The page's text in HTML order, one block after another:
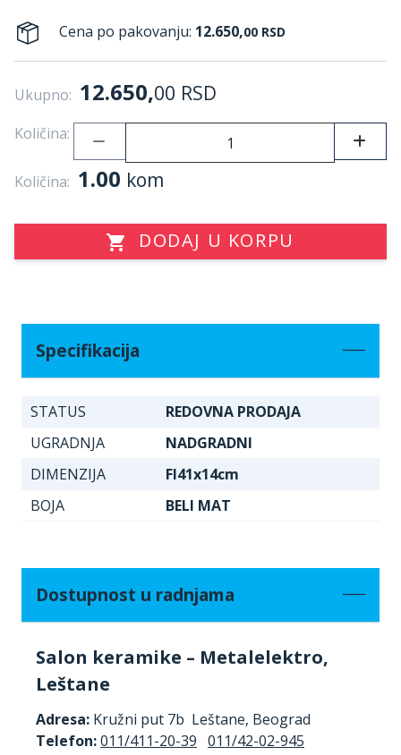
Cena po pakovanju: 12.650,00 RSD
Ukupno: 12.650,00 RSD
Količina:
Količina: 1.00 kom
DODAJ U KORPU
Specifikacija
STATUS
REDOVNA PRODAJA
UGRADNJA
NADGRADNI
DIMENZIJA
FI41x14cm
BOJA
BELI MAT
Dostupnost u radnjama
Salon keramike – Metalelektro,
Leštane
Adresa: Kružni put 7b Leštane, Beograd
Telefon:011/411-20-39 011/42-02-945